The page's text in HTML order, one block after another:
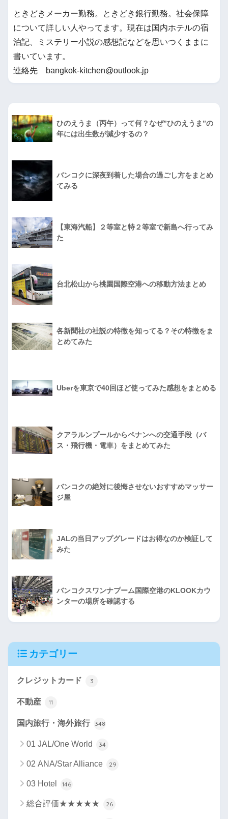
ときどきメーカー勤務。ときどき銀行勤務。社会保障
について詳しい人やってます。現在は国内ホテルの宿
泊記、ミステリー小説の感想記などを思いつくままに
書いています。
連絡先 bangkok-kitchen@outlook.jp
ひのえうま（丙午）って何？なぜ”ひのえうま”の
年には出生数が減少するの？
バンコクに深夜到着した場合の過ごし方をまとめ
てみる
【東海汽船】２等室と特２等室で新島へ行ってみ
た
台北松山から桃園国際空港への移動方法まとめ
各新聞社の社説の特徴を知ってる？その特徴をま
とめてみた
Uberを東京で40回ほど使ってみた感想をまとめる
クアラルンプールからペナンへの交通手段（バ
ス・飛行機・電車）をまとめてみた
バンコクの絶対に後悔させないおすすめマッサー
ジ屋
JALの当日アップグレードはお得なのか検証して
みた
バンコクスワンナプーム国際空港のKLOOKカウ
ンターの場所を確認する
カテゴリー
クレジットカード 3
不動産 11
国内旅行・海外旅行 348
01 JAL/One World 34
02 ANA/Star Alliance 29
03 Hotel 146
総合評価★★★★★ 26